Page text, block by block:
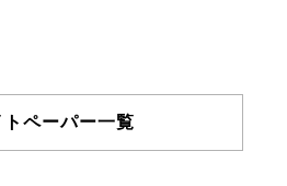
トペーパー一覧